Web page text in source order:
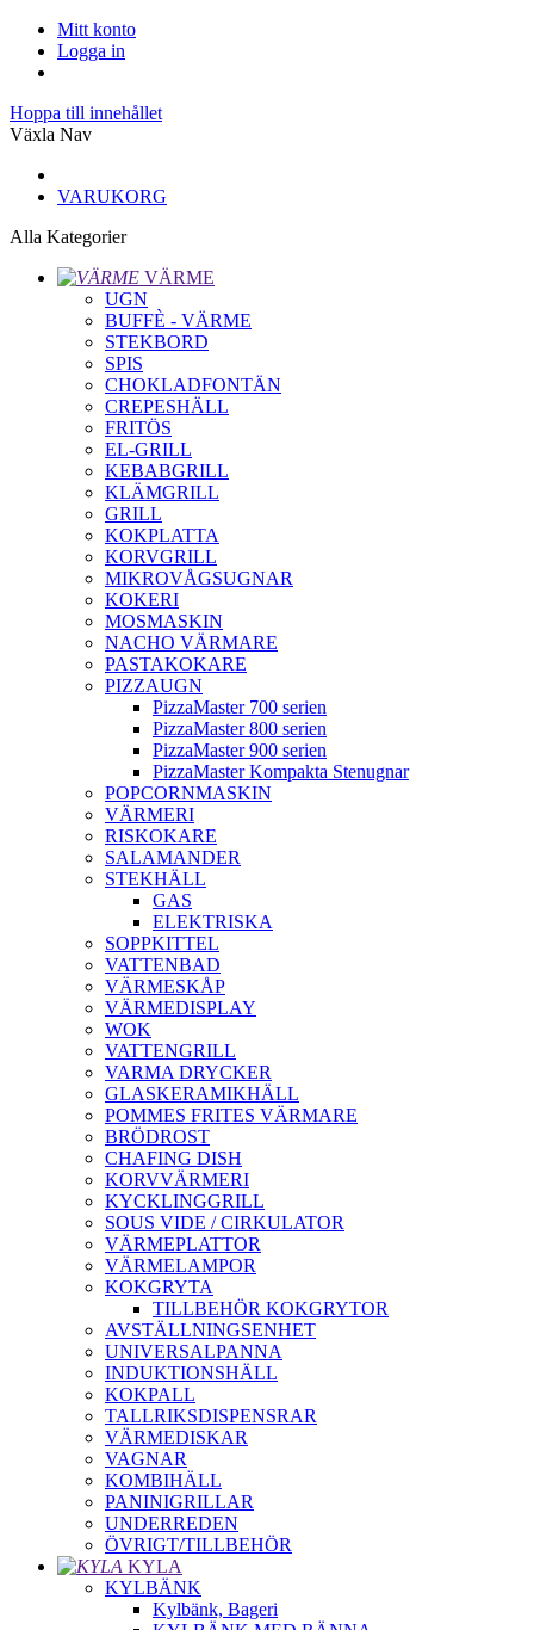
Mitt konto
Logga in
Hoppa till innehållet
Växla Nav
VARUKORG
Alla Kategorier
VÄRME
UGN
BUFFÈ - VÄRME
STEKBORD
SPIS
CHOKLADFONTÄN
CREPESHÄLL
FRITÖS
EL-GRILL
KEBABGRILL
KLÄMGRILL
GRILL
KOKPLATTA
KORVGRILL
MIKROVÅGSUGNAR
KOKERI
MOSMASKIN
NACHO VÄRMARE
PASTAKOKARE
PIZZAUGN
PizzaMaster 700 serien
PizzaMaster 800 serien
PizzaMaster 900 serien
PizzaMaster Kompakta Stenugnar
POPCORNMASKIN
VÄRMERI
RISKOKARE
SALAMANDER
STEKHÄLL
GAS
ELEKTRISKA
SOPPKITTEL
VATTENBAD
VÄRMESKÅP
VÄRMEDISPLAY
WOK
VATTENGRILL
VARMA DRYCKER
GLASKERAMIKHÄLL
POMMES FRITES VÄRMARE
BRÖDROST
CHAFING DISH
KORVVÄRMERI
KYCKLINGGRILL
SOUS VIDE / CIRKULATOR
VÄRMEPLATTOR
VÄRMELAMPOR
KOKGRYTA
TILLBEHÖR KOKGRYTOR
AVSTÄLLNINGSENHET
UNIVERSALPANNA
INDUKTIONSHÄLL
KOKPALL
TALLRIKSDISPENSRAR
VÄRMEDISKAR
VAGNAR
KOMBIHÄLL
PANINIGRILLAR
UNDERREDEN
ÖVRIGT/TILLBEHÖR
KYLA
KYLBÄNK
Kylbänk, Bageri